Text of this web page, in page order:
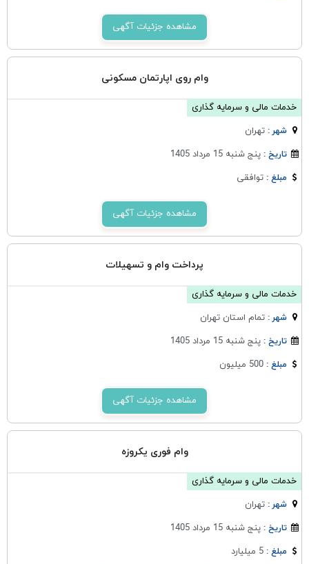
مشاهده جزئیات آگهی
وام روی اپارتمان مسکونی
خدمات مالی و سرمایه گذاری
شهر :تهران
تاریخ :پنج شنبه 15 مرداد 1405
مبلغ :توافقی
مشاهده جزئیات آگهی
پرداخت وام و تسهیلات
خدمات مالی و سرمایه گذاری
شهر :تمام استان تهران
تاریخ :پنج شنبه 15 مرداد 1405
مبلغ :500 میلیون
مشاهده جزئیات آگهی
وام فوری یکروزه
خدمات مالی و سرمایه گذاری
شهر :تهران
تاریخ :پنج شنبه 15 مرداد 1405
مبلغ :5 میلیارد